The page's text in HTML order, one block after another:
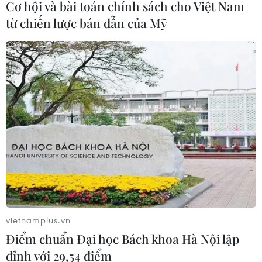
07/08/2026 08:39
Kho bạc Nhà nước: Thu ngân sách
đạt 1.896.176 tỷ đồng, bằng 74,96% dự
toán
07/08/2026 06:21
Thanh Hóa công khai danh sách gần
880 đơn vị chậm đóng bảo hiểm
07/08/2026 01:49
Mỹ áp thuế 15% đối với nguyên liệu
quan trọng để sản xuất chip
07/08/2026 00:56
Cơ hội và bài toán chính sách cho Việt Nam
từ chiến lược bán dẫn của Mỹ
vietnamplus.vn
Điểm chuẩn Đại học Bách khoa Hà Nội lập
đỉnh với 29,54 điểm